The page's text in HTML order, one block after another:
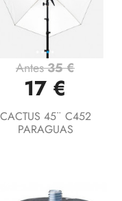
Antes35 €
17 €
CACTUS 45¨ C452
PARAGUAS